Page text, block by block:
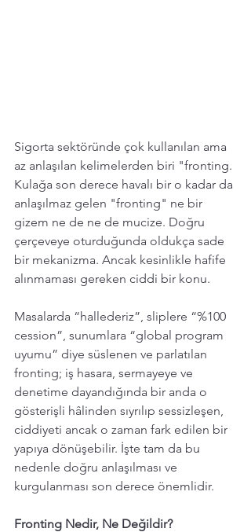
Sigorta sektöründe çok kullanılan ama
az anlaşılan kelimelerden biri "fronting.
Kulağa son derece havalı bir o kadar da
anlaşılmaz gelen "fronting" ne bir
gizem ne de ne de mucize. Doğru
çerçeveye oturduğunda oldukça sade
bir mekanizma. Ancak kesinlikle hafife
alınmaması gereken ciddi bir konu.
Masalarda “hallederiz”, sliplere “%100
cession”, sunumlara “global program
uyumu” diye süslenen ve parlatılan
fronting; iş hasara, sermayeye ve
denetime dayandığında bir anda o
gösterişli hâlinden sıyrılıp sessizleşen,
ciddiyeti ancak o zaman fark edilen bir
yapıya dönüşebilir. İşte tam da bu
nedenle doğru anlaşılması ve
kurgulanması son derece önemlidir.
Fronting Nedir, Ne Değildir?